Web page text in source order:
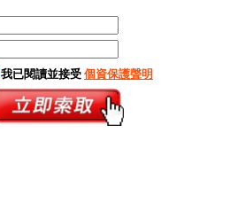
我已閱讀並接受個資保護聲明